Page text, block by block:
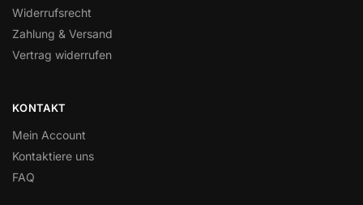
Widerrufsrecht
Zahlung & Versand
Vertrag widerrufen
KONTAKT
Mein Account
Kontaktiere uns
FAQ